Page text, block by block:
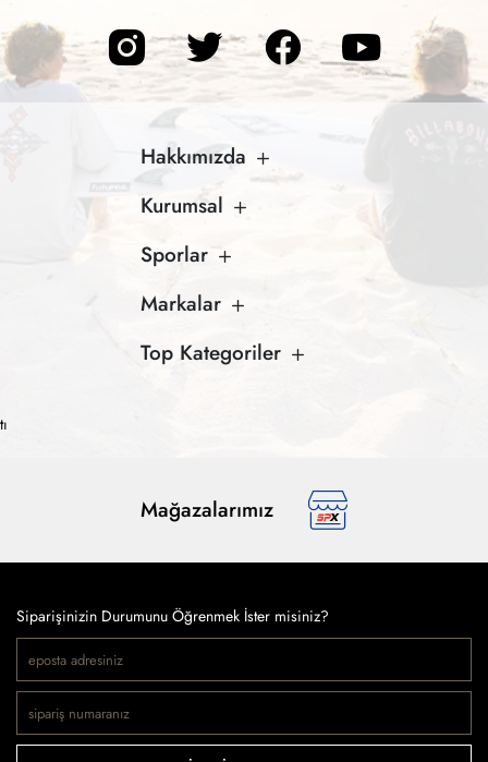
Hakkımızda
Kurumsal
Sporlar
Markalar
Top Kategoriler
Mağazalarımız
Siparişinizin Durumunu Öğrenmek İster misiniz?